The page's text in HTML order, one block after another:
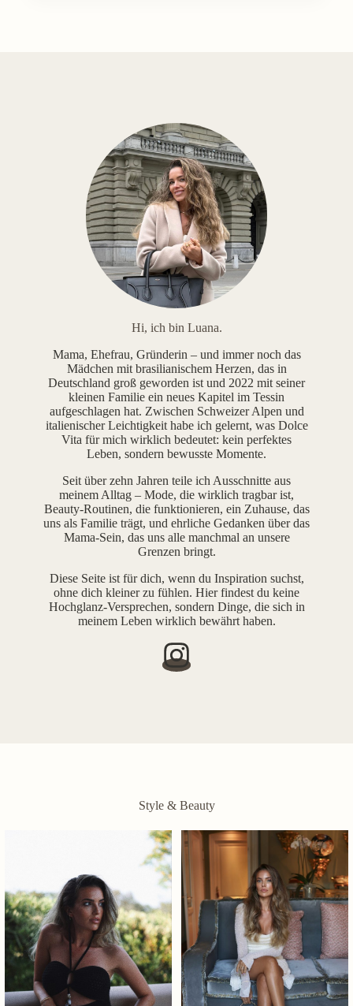
Hi, ich bin Luana.
Mama, Ehefrau, Gründerin – und immer noch das
Mädchen mit brasilianischem Herzen, das in
Deutschland groß geworden ist und 2022 mit seiner
kleinen Familie ein neues Kapitel im Tessin
aufgeschlagen hat. Zwischen Schweizer Alpen und
italienischer Leichtigkeit habe ich gelernt, was Dolce
Vita für mich wirklich bedeutet: kein perfektes
Leben, sondern bewusste Momente.
Seit über zehn Jahren teile ich Ausschnitte aus
meinem Alltag – Mode, die wirklich tragbar ist,
Beauty-Routinen, die funktionieren, ein Zuhause, das
uns als Familie trägt, und ehrliche Gedanken über das
Mama-Sein, das uns alle manchmal an unsere
Grenzen bringt.
Diese Seite ist für dich, wenn du Inspiration suchst,
ohne dich kleiner zu fühlen. Hier findest du keine
Hochglanz-Versprechen, sondern Dinge, die sich in
meinem Leben wirklich bewährt haben.
Style & Beauty